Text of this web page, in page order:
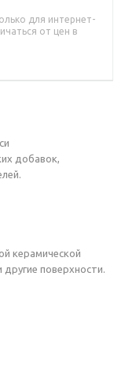
для интернет-
от цен в
добавок,
керамической
поверхности.